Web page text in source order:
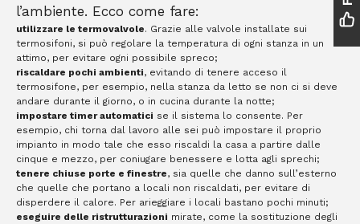
l’ambiente. Ecco come fare:
utilizzare le termovalvole. Grazie alle valvole installate sui
termosifoni, si può regolare la temperatura di ogni stanza in un
attimo, per evitare ogni possibile spreco;
riscaldare pochi ambienti, evitando di tenere acceso il
termosifone, per esempio, nella stanza da letto se non ci si deve
andare durante il giorno, o in cucina durante la notte;
impostare timer automatici se il sistema lo consente. Per
esempio, chi torna dal lavoro alle sei può impostare il proprio
impianto in modo tale che esso riscaldi la casa a partire dalle
cinque e mezzo, per coniugare benessere e lotta agli sprechi;
tenere chiuse porte e finestre, sia quelle che danno sull’esterno
che quelle che portano a locali non riscaldati, per evitare di
disperdere il calore. Per arieggiare i locali bastano pochi minuti;
eseguire delle ristrutturazioni mirate, come la sostituzione degli